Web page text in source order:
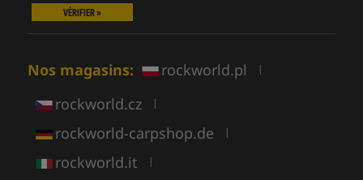
VÉRIFIER »
Nos magasins: rockworld.pl |
rockworld.cz |
rockworld-carpshop.de |
rockworld.it |